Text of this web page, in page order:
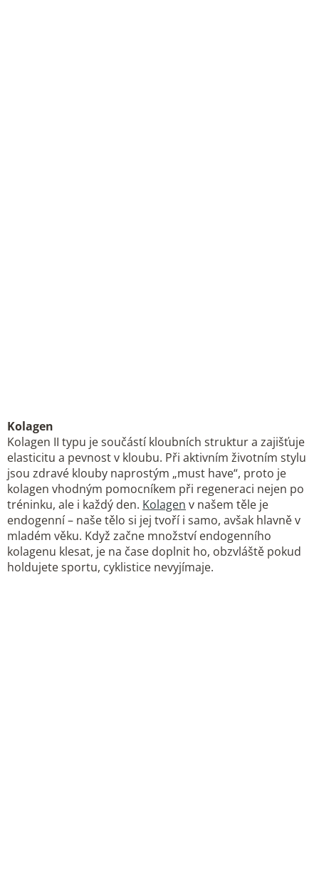
Kolagen
Kolagen II typu je součástí kloubních struktur a zajišťuje
elasticitu a pevnost v kloubu. Při aktivním životním stylu
jsou zdravé klouby naprostým „must have“, proto je
kolagen vhodným pomocníkem při regeneraci nejen po
tréninku, ale i každý den. Kolagen v našem těle je
endogenní – naše tělo si jej tvoří i samo, avšak hlavně v
mladém věku. Když začne množství endogenního
kolagenu klesat, je na čase doplnit ho, obzvláště pokud
holdujete sportu, cyklistice nevyjímaje.